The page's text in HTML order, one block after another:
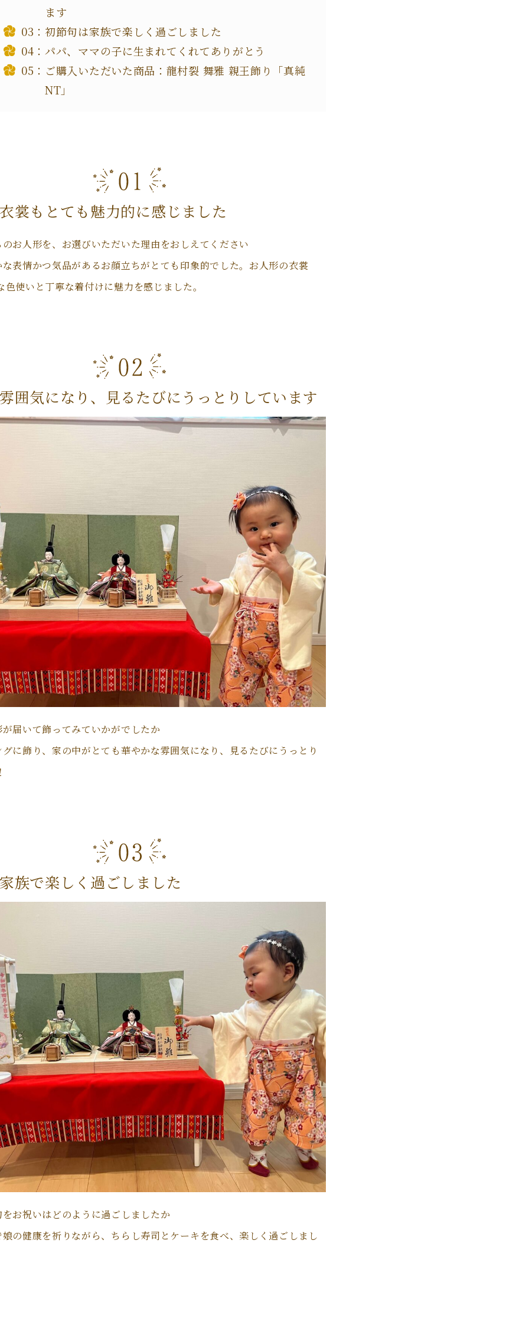
ます
初節句は家族で楽しく過ごしました
パパ、ママの子に生まれてくれてありがとう
ご購入いただいた商品：龍村裂 舞雅 親王飾り「真純
NT」
裳もとても魅力的に感じました
お人形を、お選びいただいた理由をおしえてください
表情かつ気品があるお顔立ちがとても印象的でした。お人形の衣裳
色使いと丁寧な着付けに魅力を感じました。
囲気になり、見るたびにうっとりしています
届いて飾ってみていかがでしたか
に飾り、家の中がとても華やかな雰囲気になり、見るたびにうっとり
族で楽しく過ごしました
お祝いはどのように過ごしましたか
の健康を祈りながら、ちらし寿司とケーキを食べ、楽しく過ごしまし